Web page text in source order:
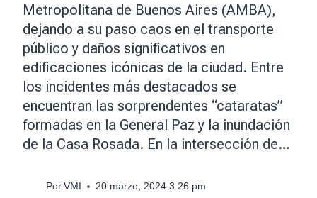
Metropolitana de Buenos Aires (AMBA),
dejando a su paso caos en el transporte
público y daños significativos en
edificaciones icónicas de la ciudad. Entre
los incidentes más destacados se
encuentran las sorprendentes “cataratas”
formadas en la General Paz y la inundación
de la Casa Rosada. En la intersección de…
Por VMI 20 marzo, 2024 3:26 pm